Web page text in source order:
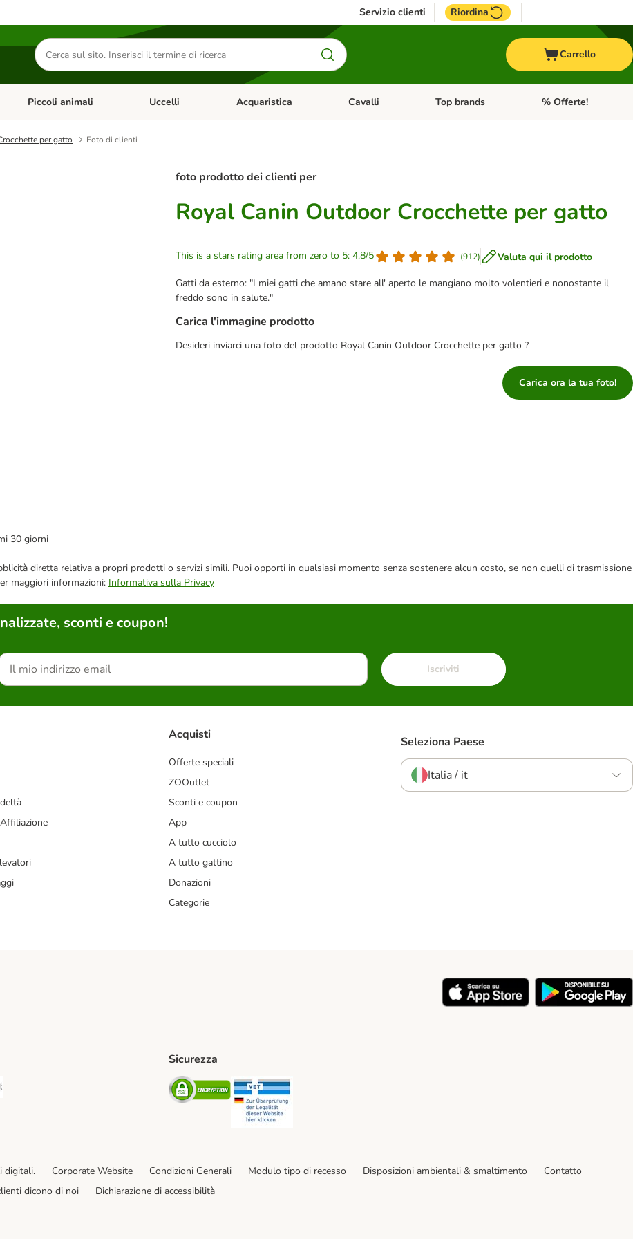
Servizio clienti Riordina
Cerca
prodotti
Carrello
Apri Menu Categoria: Diete e antiparassitari
Piccoli animali Apri Menu Categoria: Piccoli animali
Uccelli Apri Menu Categoria: Uccelli
Acquaristica Apri Menu Categoria: Acquaristica
Cavalli Apri Menu Categoria: Cavalli
Top brands Apri Menu Categoria:
% Offerte!
per gatto Foto di clienti
foto prodotto dei clienti per
Royal Canin Outdoor Crocchette per gatto
This is a stars rating area from zero to 5: 4.8/5 (912) Valuta qui il prodotto
Gatti da esterno: "I miei gatti che amano stare all' aperto le mangiano molto volentieri e nonostante il
freddo sono in salute."
Carica l'immagine prodotto
Desideri inviarci una foto del prodotto Royal Canin Outdoor Crocchette per gatto ?
Carica ora la tua foto!
30 giorni
diretta relativa a propri prodotti o servizi simili. Puoi opporti in qualsiasi momento senza sostenere alcun costo, se non quelli di trasmissione
maggiori informazioni: Informativa sulla Privacy
sconti e coupon!
Iscriviti
Acquisti
Offerte speciali
ZOOutlet
Sconti e coupon
App
A tutto cucciolo
A tutto gattino
Donazioni
Categorie
Seleziona Paese
Italia / it
Method
Shipping Method
Sicurezza
Security
digitali. Corporate Website Condizioni Generali Modulo tipo di recesso Disposizioni ambientali & smaltimento
Contatto
dicono di noi Dichiarazione di accessibilità